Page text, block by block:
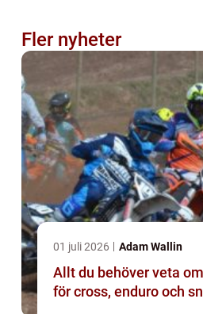
Fler nyheter
01 juli 2026 Adam Wallin
Allt du behöver veta
för cross, enduro och